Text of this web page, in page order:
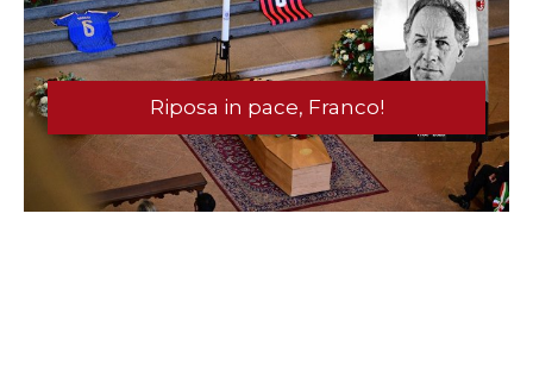
Riposa in pace, Franco!